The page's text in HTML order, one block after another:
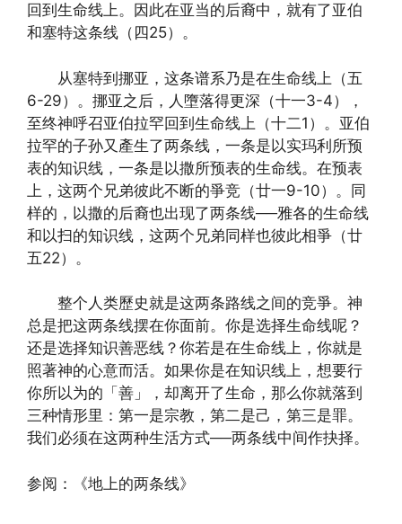
回到生命线上。因此在亚当的后裔中，就有了亚伯
和塞特这条线（四25）。
从塞特到挪亚，这条谱系乃是在生命线上（五
6-29）。挪亚之后，人墮落得更深（十一3-4），
至终神呼召亚伯拉罕回到生命线上（十二1）。亚伯
拉罕的子孙又產生了两条线，一条是以实玛利所预
表的知识线，一条是以撒所预表的生命线。在预表
上，这两个兄弟彼此不断的爭竞（廿一9-10）。同
样的，以撒的后裔也出现了两条线──雅各的生命线
和以扫的知识线，这两个兄弟同样也彼此相爭（廿
五22）。
整个人类歷史就是这两条路线之间的竞爭。神
总是把这两条线摆在你面前。你是选择生命线呢？
还是选择知识善恶线？你若是在生命线上，你就是
照著神的心意而活。如果你是在知识线上，想要行
你所以为的「善」，却离开了生命，那么你就落到
三种情形里：第一是宗教，第二是己，第三是罪。
我们必须在这两种生活方式──两条线中间作抉择。
参阅：《地上的两条线》